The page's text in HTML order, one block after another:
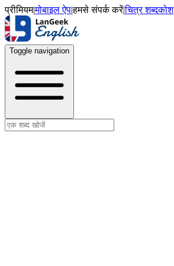
प्रीमियम|मोबाइल ऐप|हमसे संपर्क करें|चित्र शब्दकोश
Toggle navigation